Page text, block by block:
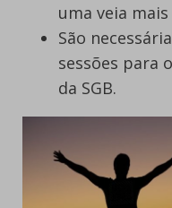
uma veia
São
sessões para
da SGB.